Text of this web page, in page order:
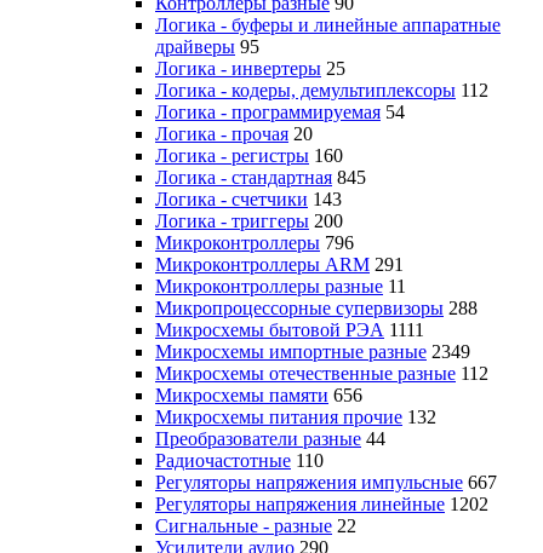
Логика - буферы и линейные аппаратные
драйверы 95
Логика - инвертеры 25
Логика - кодеры, демультиплексоры 112
Логика - программируемая 54
Логика - прочая 20
Логика - регистры 160
Логика - стандартная 845
Логика - счетчики 143
Логика - триггеры 200
Микроконтроллеры 796
Микроконтроллеры ARM 291
Микроконтроллеры разные 11
Микропроцессорные супервизоры 288
Микросхемы бытовой РЭА 1111
Микросхемы импортные разные 2349
Микросхемы отечественные разные 112
Микросхемы памяти 656
Микросхемы питания прочие 132
Преобразователи разные 44
Радиочастотные 110
Регуляторы напряжения импульсные 667
Регуляторы напряжения линейные 1202
Сигнальные - разные 22
Усилители аудио 290